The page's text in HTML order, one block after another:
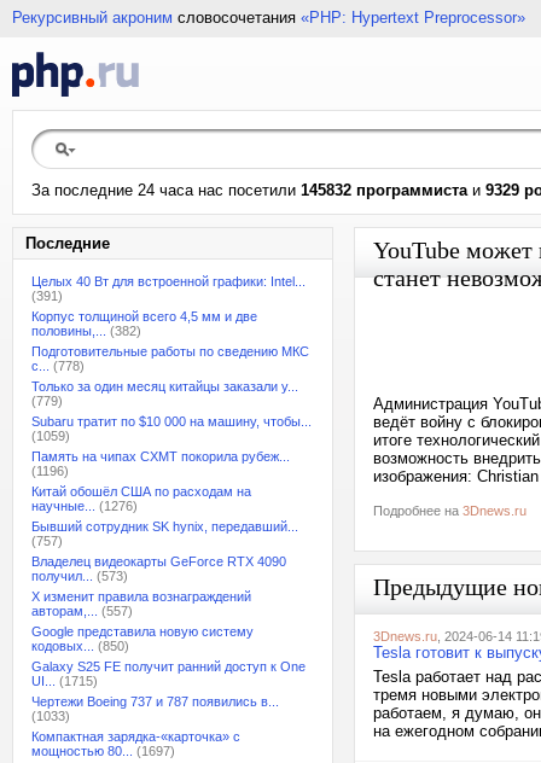
Рекурсивный акроним словосочетания «PHP: Hypertext Preprocessor»
За последние 24 часа нас посетили 145832 программистаи 9329
Последние
Целых 40 Вт для встроенной графики: Intel...
(391)
Корпус толщиной всего 4,5 мм и две
половины,...
(382)
Подготовительные работы по сведению МКС
с...
(778)
Только за один месяц китайцы заказали у...
(779)
Subaru тратит по $10 000 на машину, чтобы...
(1059)
Память на чипах CXMT покорила рубеж...
(1196)
Китай обошёл США по расходам на
научные...
(1276)
Бывший сотрудник SK hynix, передавший...
(757)
Владелец видеокарты GeForce RTX 4090
получил...
(573)
X изменит правила вознаграждений
авторам,...
(557)
Google представила новую систему
кодовых...
(850)
Galaxy S25 FE получит ранний доступ к One
UI...
(1715)
Чертежи Boeing 737 и 787 появились в...
(1033)
Компактная зарядка-«карточка» с
мощностью 80...
(1697)
YouTube может
станет
Администрация
ведёт войну с
итоге
возможность
изображения:
Подробнее на 3Dnews.ru
Предыдущие
3Dnews.ru , 2024-06-14
Tesla готовит к
Tesla работает над
тремя новыми
работаем, я думаю,
на ежегодном